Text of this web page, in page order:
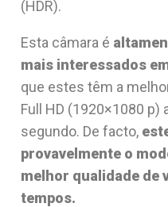
(HDR).
Esta câmara é
mais interessados
que estes têm a
Full HD (1920×1080
segundo. De facto,
provavelmente o
melhor qualidade de
tempos.